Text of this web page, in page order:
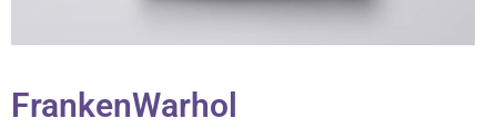
FrankenWarhol